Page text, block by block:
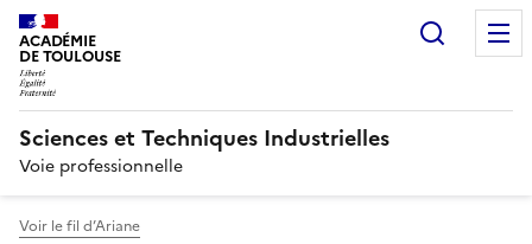
ACADÉMIE
DE TOULOUSE
Sciences et Techniques Industrielles
Voie professionnelle
Voir le fil d’Ariane